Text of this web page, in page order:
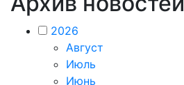
2026
Август
Июль
Июнь